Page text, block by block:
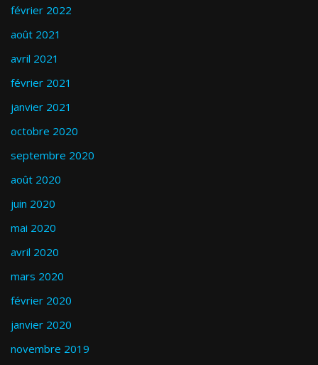
février 2022
août 2021
avril 2021
février 2021
janvier 2021
octobre 2020
septembre 2020
août 2020
juin 2020
mai 2020
avril 2020
mars 2020
février 2020
janvier 2020
novembre 2019